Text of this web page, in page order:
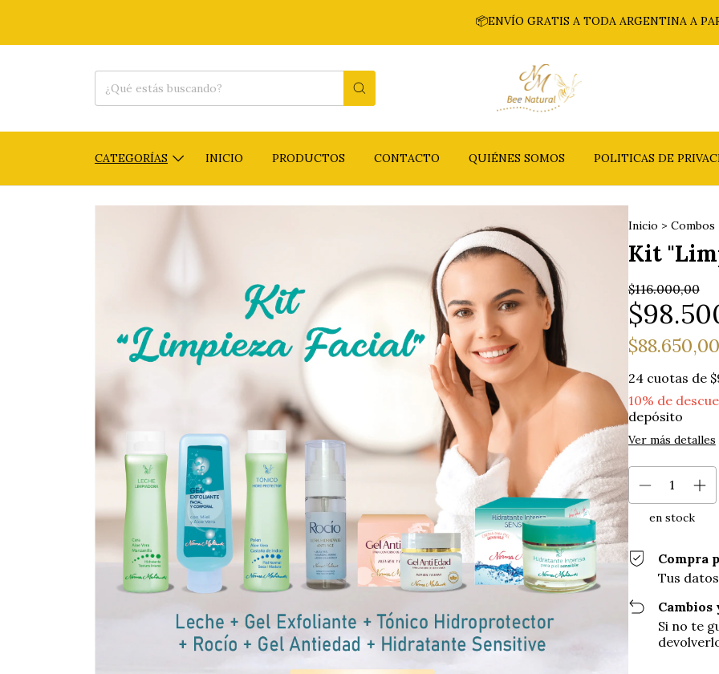
📦ENVÍO GRATIS A TODA ARGENTINA A PARTIR DE
CATEGORÍAS INICIO PRODUCTOS CONTACTO QUIÉNES SOMOS POLITICAS DE
Inicio > Combos
Kit
$116.000,00
$88.650,00
24 cuotas de
10% de
depósito
Ver más detalles
en stock
Compra
Tus
Si no te